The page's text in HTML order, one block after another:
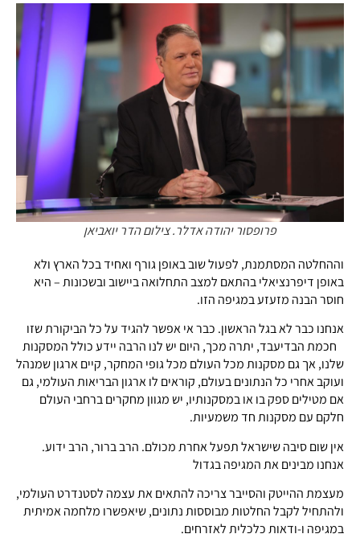
פרופסור יהודה אדלר. צילום הדר יואביאן
וההחלטה המסתמנת, לפעול שוב באופן גורף ואחיד בכל הארץ ולא
באופן דיפרנציאלי בהתאם למצב התחלואה ביישוב ובשכונות – היא
חוסר הבנה מזעזע במגיפה הזו.
אנחנו כבר לא בגל הראשון. כבר אי אפשר להגיד על כל הביקורת שזו
חכמת הבדיעבד, יתרה מכך, היום יש לנו הרבה יידע כולל המסקנות
שלנו, אך גם מסקנות מכל העולם מכל גופי המחקר, קיים ארגון שמנהל
ועוקב אחרי כל הנתונים בעולם, קוראים לו ארגון הבריאות העולמי, גם
אם מטילים ספק בו או במסקנותיו, יש מגוון מחקרים ברחבי העולם
חלקם עם מסקנות חד משמעיות.
אין שום סיבה שישראל תפעל אחרת מכולם. הרב ברור, הרב ידוע.
אנחנו מבינים את המגיפה בגדול
מעצמת ההייטק והסייבר צריכה להתאים את עצמה לסטנדרט העולמי,
ולהתחיל לקבל החלטות מבוססות נתונים, שיאפשרו מלחמה אמיתית
במגיפה ו-ודאות כלכלית לאזרחים.